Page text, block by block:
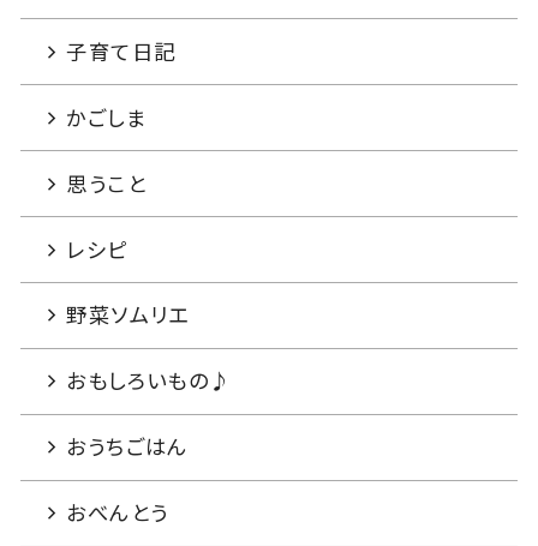
子育て日記
かごしま
思うこと
レシピ
野菜ソムリエ
おもしろいもの♪
おうちごはん
おべんとう